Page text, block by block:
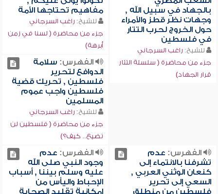
بالجهاد في سبيل الله ,
وجهات نظر قطز والأمراء
حول الخروج لحرب التتار
في فلسطين
للشيخ: راغب السرجاني
جزء من محاضرة ( سلسلة التتار
قرار الجهاد)
مفاهيم تحتاجها الأمة
للشيخ: راغب السرجاني
جزء من محاضرة ( لسنا في زمن
أبرهة)
الفهرس: سلامة
الدوافع لتحرير
فلسطين , تحريك قضية
فلسطين واجب عموم
المسلمين
للشيخ: راغب السرجاني
جزء من محاضرة ( فلسطين لن
تضيع.. كيف؟)
الفهرس: عدم
تشرفنا بالانتماء إلى
كنعان الوثني العربي ,
السعي إلى تحرير
فلسطين من منطلق
الفهرس: عدم
وجود النبي صلى الله
عليه وسلم بيننا , أسباب
الإحباط واليأس من
إمكانية تقليد الصحابة